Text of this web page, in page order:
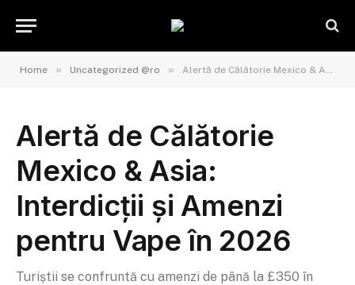
Home » Uncategorized @ro » Alertă de Călătorie Mexico & Asia: Interdicții și Amenzi pentru Vape în 2026
Alertă de Călătorie
Mexico & Asia:
Interdicții și Amenzi
pentru Vape în 2026
Turiștii se confruntă cu amenzi de până la £350 în